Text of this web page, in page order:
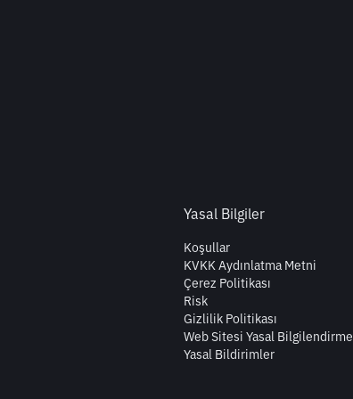
Yasal Bilgiler
Koşullar
KVKK Aydınlatma Metni
Çerez Politikası
Risk
Gizlilik Politikası
Web Sitesi Yasal Bilgilendirme
Yasal Bildirimler